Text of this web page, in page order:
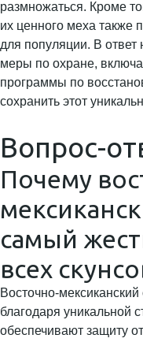
размножаться. Кроме
их ценного меха также
для популяции. В ответ
меры по охране,
программы по
сохранить этот
Вопрос-
Почему
самый
всех
Восточно-
благодаря уникальной
обеспечивают защиту